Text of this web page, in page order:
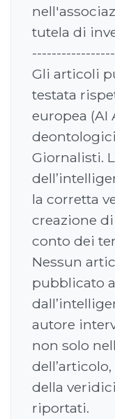
tutela di
Gli articoli
testata
europea (AI
Giornalisti.
la corretta
creazione
conto dei
Nessun
pubblicato
autore
non solo
della
riportati.